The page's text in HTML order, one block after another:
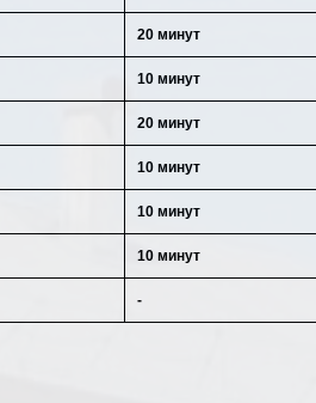
20 минут
10 минут
20 минут
10 минут
10 минут
10 минут
-